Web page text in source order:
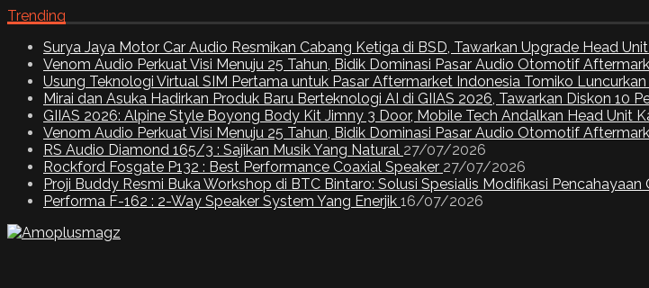
Trending
Surya Jaya Motor Car Audio Resmikan Cabang Ketiga di BSD, Tawarkan Upgrade Head
Venom Audio Perkuat Visi Menuju 25 Tahun, Bidik Dominasi Pasar Audio Otomotif
Usung Teknologi Virtual SIM Pertama untuk Pasar Aftermarket Indonesia Tomiko
Mirai dan Asuka Hadirkan Produk Baru Berteknologi AI di GIIAS 2026, Tawarkan Diskon 10
GIIAS 2026: Alpine Style Boyong Body Kit Jimny 3 Door, Mobile Tech Andalkan Head Unit
Venom Audio Perkuat Visi Menuju 25 Tahun, Bidik Dominasi Pasar Audio Otomotif
RS Audio Diamond 165/3 : Sajikan Musik Yang Natural 27/07/2026
Rockford Fosgate P132 : Best Performance Coaxial Speaker 27/07/2026
Proji Buddy Resmi Buka Workshop di BTC Bintaro: Solusi Spesialis Modifikasi
Performa F-162 : 2-Way Speaker System Yang Enerjik 16/07/2026